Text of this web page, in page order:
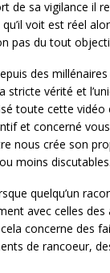
de sa vigilance il
voit est réel
pas du tout
des
stricte vérité et
toute cette vidéo
et concerné
nous crée son
moins discutables.
quelqu’un
avec celles des
concerne des
de rancoeur,